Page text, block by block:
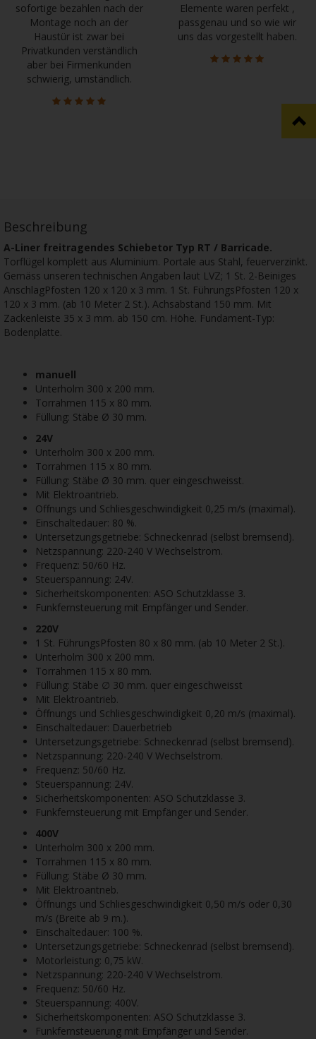
sofortige bezahlen nach der
Montage noch an der
Haustür ist zwar bei
Privatkunden verständlich
aber bei Firmenkunden
schwierig, umständlich.
Elemente waren perfekt ,
passgenau und so wie wir
uns das vorgestellt haben.
Beschreibung
A-Liner freitragendes Schiebetor Typ RT / Barricade.
Torflügel komplett aus Aluminium. Portale aus Stahl, feuerverzinkt.
Gemäss unseren technischen Angaben laut LVZ; 1 St. 2-Beiniges
AnschlagPfosten 120 x 120 x 3 mm. 1 St. FührungsPfosten 120 x
120 x 3 mm. (ab 10 Meter 2 St.). Achsabstand 150 mm. Mit
Zackenleiste 35 x 3 mm. ab 150 cm. Höhe. Fundament-Typ:
Bodenplatte.
manuell
Unterholm 300 x 200 mm.
Torrahmen 115 x 80 mm.
Füllung: Stäbe Ø 30 mm.
24V
Unterholm 300 x 200 mm.
Torrahmen 115 x 80 mm.
Füllung: Stäbe Ø 30 mm. quer eingeschweisst.
Mit Elektroantrieb.
Offnungs und Schliesgeschwindigkeit 0,25 m/s (maximal).
Einschaltedauer: 80 %.
Untersetzungsgetriebe: Schneckenrad (selbst bremsend).
Netzspannung: 220-240 V Wechselstrom.
Frequenz: 50/60 Hz.
Steuerspannung: 24V.
Sicherheitskomponenten: ASO Schutzklasse 3.
Funkfernsteuerung mit Empfänger und Sender.
220V
1 St. FührungsPfosten 80 x 80 mm. (ab 10 Meter 2 St.).
Unterholm 300 x 200 mm.
Torrahmen 115 x 80 mm.
Füllung: Stäbe ∅ 30 mm. quer eingeschweisst
Mit Elektroantrieb.
Öffnungs und Schliesgeschwindigkeit 0,20 m/s (maximal).
Einschaltedauer: Dauerbetrieb
Untersetzungsgetriebe: Schneckenrad (selbst bremsend).
Netzspannung: 220-240 V Wechselstrom.
Frequenz: 50/60 Hz.
Steuerspannung: 24V.
Sicherheitskomponenten: ASO Schutzklasse 3.
Funkfernsteuerung mit Empfänger und Sender.
400V
Unterholm 300 x 200 mm.
Torrahmen 115 x 80 mm.
Füllung: Stäbe Ø 30 mm.
Mit Elektroantneb.
Öffnungs und Schliesgeschwindigkeit 0,50 m/s oder 0,30
m/s (Breite ab 9 m.).
Einschaltedauer: 100 %.
Untersetzungsgetriebe: Schneckenrad (selbst bremsend).
Motorleistung: 0,75 kW.
Netzspannung: 220-240 V Wechselstrom.
Frequenz: 50/60 Hz.
Steuerspannung: 400V.
Sicherheitskomponenten: ASO Schutzklasse 3.
Funkfernsteuerung mit Empfänger und Sender.